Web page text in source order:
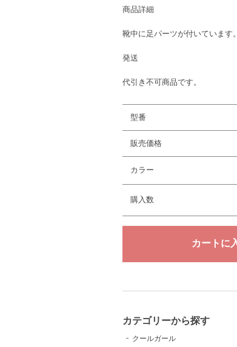
商品詳細
靴中に足パーツが付いています。
発送
代引き不可商品です。
型番
販売価格
カラー
購入数
カテゴリーから探す
クールガール